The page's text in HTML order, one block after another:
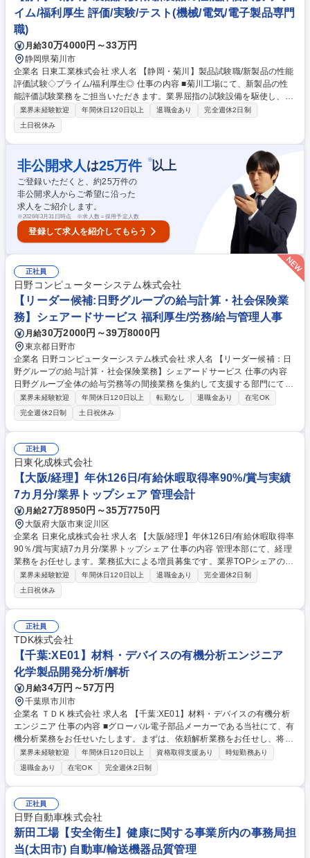
額支援／
イム/福利厚生 評価/実験/テスト(機械/電気/電子製品専門
職)
月給30万4000円～33万円
静岡県菊川市
企業名 日東工業株式会社 求人名 【静岡・菊川】製品試験職/新製品の性能
評価試験◇プライム/福利厚生◎ 仕事の内容 ■菊川工場にて、新製品の性
能評価試験業務をご担当いただきます。業界屈指の試験設備を駆使し、徹
底的に製品を検査しています。 【具体例】 ■ISO17025に基づく受託試験
の実施と事務局■試験成績書発行 ■製品規格に定められた機械的評価試験
の実施 ■PL審査、DR参画、校正主管部門 など 【主な試験業務】 ■機械的
な評価試験（耐震試験、風雨性能評価試験、防水・防塵性能評価等） 募集
職種 【静岡・菊川】製品試験職/新製品の性能評価試験◇プライム/福利厚
生◎
業界未経験歓迎 年間休日120日以上 退職金あり
完全週休2日制
土日祝休み
非公開求人 は25万件 ※以上
ご登録いただくと、約25万件の
非公開求人からご希望に沿った
求人をご紹介します。
※2026年3月31日時点 ※求人数＝採用予定人数
登録して求人を紹介してもらう
正社員
日野コンピューターシステム株式会社
【リーダー候補:日野グループの給与計算・社会保険業
務】シェアードサービス 福利厚生/労務/給与管理人事
月給30万2000円～39万8000円
東京都日野市
企業名 日野コンピューターシステム株式会社 求人名 【リーダー候補：日
野グループの給与計算・社会保険業務】シェアードサービス 仕事の内容
日野グループ全体の給与労務等の間接業務を集約して支援する部門にて効
率化業務をお任せします。他部署とコミュケーションを取り、業務を円滑
に進め、情報集約～社内環境改善に取り組んでいただきます。 【具体的に
は】・顧客に対し、受託業務拡大に伴う折衝業務 ・給与/社会保険業務/専
門的見地からの法改正対応及びイレギュラー対応 ・業務効率化提案及び実
施 ・適切な統制行為（個人情報保護含む）の実施 ・各領域での具体的な
改善策の提案と実行 ・チームの連携強化と業務効率の向上 募集職種 【リ
ーダー候補：日野グループの給与計算・社会保険業務】シェアードサービ
ス
業界未経験歓迎 年間休日120日以上 転勤なし 退職金あり
在宅OK
完全週休2日制
土日祝休み
正社員
日東化成株式会社
【大阪/経理】年休126日/有給休暇取得率90%/賞与実績
7カ月分/業界トップシェア 管理会計
月給27万8950円～35万7750円
大阪府大阪市東淀川区
企業名 日東化成株式会社 求人名 【大阪/経理】年休126日/有給休暇取得率
90％/賞与実績7カ月分/業界トップシェア 仕事の内容 管理本部にて、経理
業務をお任せします。業務拡大による増員募集です。業界TOPシェアの製
品を保有し、安定した事業基盤と従業員を大切にする社風が魅力の会社で
す。 【業務詳細】(関連会社含む) ■債権債務管理 ■各種勘定科目管理 ■月
次決算、年次決算 ■固定資産管理 ■予算編成 ■税務業務（申告書作成を含
む） 【求める人物像】 コミュニケーション能力が高く、積極的で行動力
のある方を求めます。主体的に周りを巻き込みながら課題を進めることが
でき、幅広い業務を同時並行できるマルチタスク管理が得意な人に適性が
ある仕事です。 募集職種 【大阪/経理】年休126日/有給休暇取得率90％/賞
与実績7カ月分/業界トップシェア
業界未経験歓迎 年間休日120日以上 退職金あり
完全週休2日制
土日祝休み
正社員
TDK株式会社
【千葉:XE01】材料・デバイスの有機分析エンジニア
化学製品開発分析/解析
月給34万円～57万円
千葉県市川市
企業名 ＴＤＫ株式会社 求人名 【千葉:XE01】材料・デバイスの有機分析
エンジニア 仕事の内容 ■グローバル電子部品メーカーである当社にて、有
機分析業務をお任せいたします。まずは、依頼解析業務をお任せし、将来
的には課題解決のプロジェクトの推進やマネジメント業務をお任せしま
す。 【業務内容】■分光分析技術（FT-IR、Raman等）を用いたTDK全社
の材料・デバイスの評価・解析業務 ■有機構造解析技術（GC、GC/MS、L
C、LC/MS、NMR、ToF-SIMS等）を用いたTDK全社の材料・デバイスの
評価・解析業務 【組織ミッション】■評価解析技術を用いて顧客をサポー
トする。 ■評価解析のベンチマーク/ロードマップを整備し、顧客に貢献で
きる「見えないものを見えるようにする」先端技術を開発する。 募集職種
【千葉:XE01】材料・デバイスの有機分析エンジニア
業界未経験歓迎 年間休日120日以上 資格取得支援あり
時短勤務あり
退職金あり
在宅OK 完全週休2日制
正社員
日野自動車株式会社
新田工場【安全衛生】健康に関する事業所内の事務局担
当(太田市) 自動車/輸送機器品質管理